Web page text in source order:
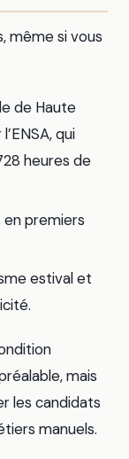
même si vous
de Haute
qui
heures de
premiers
estival et
mais
les candidats
manuels.